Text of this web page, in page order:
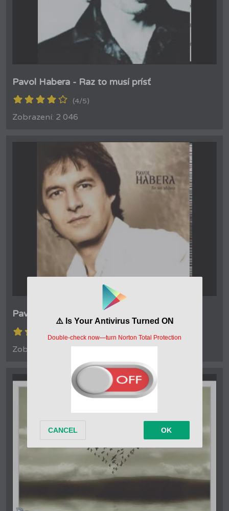
Pavol Habera - Raz to musí prísť
(4/5)
Zobrazení: 2 046
Pavol Habera - Kto má to pochopiť
(4.3/5)
Zobrazení: 1 699